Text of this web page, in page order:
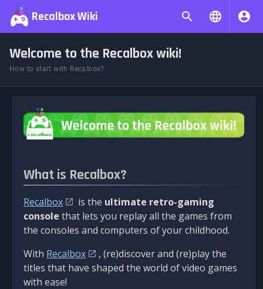
Recalbox Wiki
Welcome to the Recalbox wiki!
How to start with Recalbox?
What is Recalbox?
Recalbox is the ultimate retro-gaming
console that lets you replay all the games from
the consoles and computers of your childhood.
With Recalbox
, (re)discover and (re)play the
titles that have shaped the world of video games
with ease!